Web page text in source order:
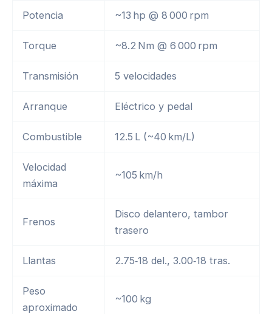
Potencia ~13 hp @ 8 000 rpm
Torque ~8.2 Nm @ 6 000 rpm
Transmisión 5 velocidades
Arranque Eléctrico y pedal
Combustible 12.5 L (~40 km/L)
Velocidad
máxima
~105 km/h
Frenos
Disco delantero, tambor
trasero
Llantas 2.75‑18 del., 3.00‑18 tras.
Peso
aproximado
~100 kg